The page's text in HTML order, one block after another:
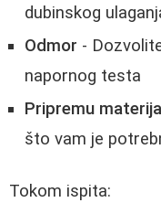
dubinskog
Odmor -
napornog testa
Pripremu
što vam je
Tokom ispita: